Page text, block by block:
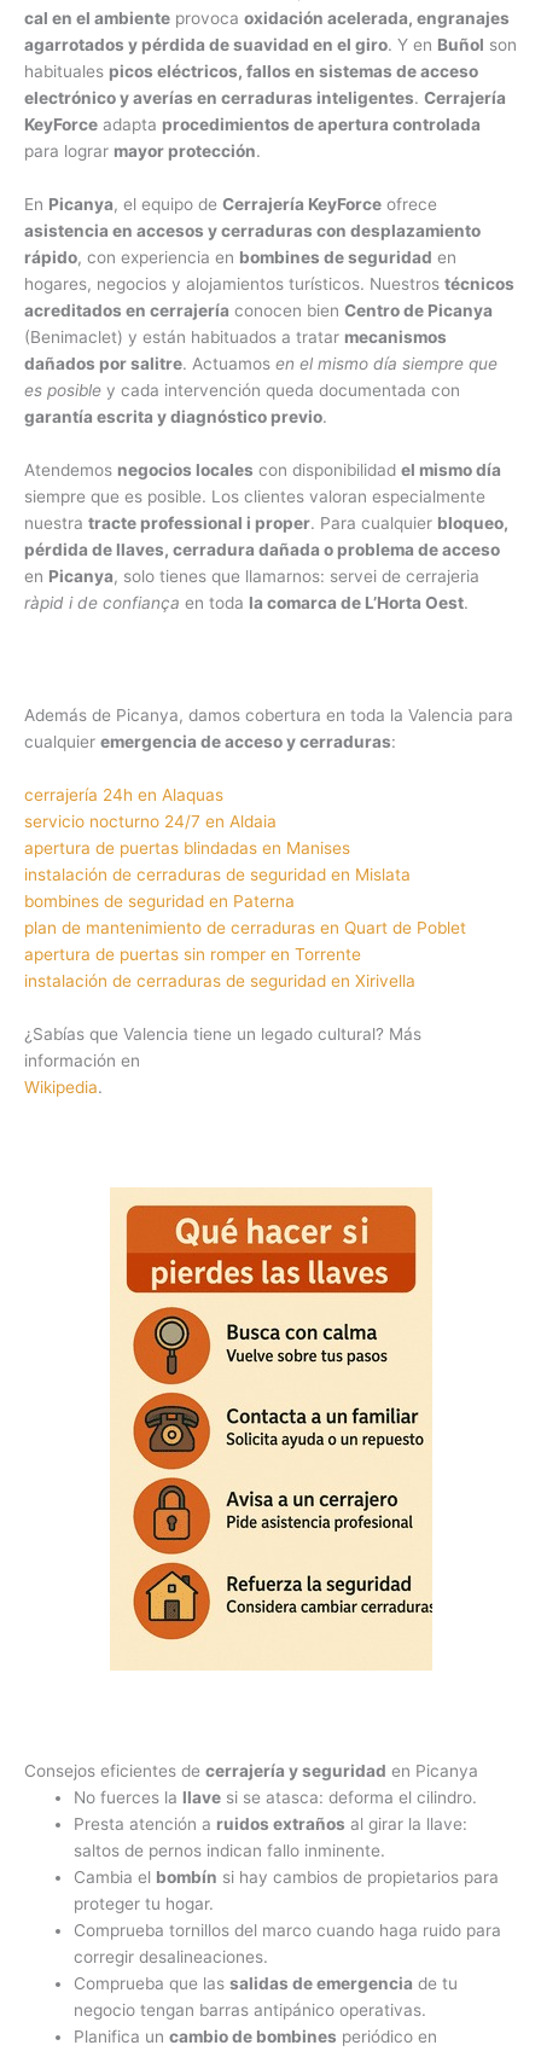
cal en el ambiente provoca oxidación acelerada, engranajes
agarrotados y pérdida de suavidad en el giro. Y en Buñol son
habituales picos eléctricos, fallos en sistemas de acceso
electrónico y averías en cerraduras inteligentes. Cerrajería
KeyForce adapta procedimientos de apertura controlada
para lograr mayor protección.
En Picanya, el equipo de Cerrajería KeyForce ofrece
asistencia en accesos y cerraduras con desplazamiento
rápido, con experiencia en bombines de seguridad en
hogares, negocios y alojamientos turísticos. Nuestros técnicos
acreditados en cerrajería conocen bien Centro de Picanya
(Benimaclet) y están habituados a tratar mecanismos
dañados por salitre. Actuamos en el mismo día siempre que
es posible y cada intervención queda documentada con
garantía escrita y diagnóstico previo.
Atendemos negocios locales con disponibilidad el mismo día
siempre que es posible. Los clientes valoran especialmente
nuestra tracte professional i proper. Para cualquier bloqueo,
pérdida de llaves, cerradura dañada o problema de acceso
en Picanya, solo tienes que llamarnos: servei de cerrajeria
ràpid i de confiança en toda la comarca de L’Horta Oest.
Además de Picanya, damos cobertura en toda la Valencia para
cualquier emergencia de acceso y cerraduras:
cerrajería 24h en Alaquas
servicio nocturno 24/7 en Aldaia
apertura de puertas blindadas en Manises
instalación de cerraduras de seguridad en Mislata
bombines de seguridad en Paterna
plan de mantenimiento de cerraduras en Quart de Poblet
apertura de puertas sin romper en Torrente
instalación de cerraduras de seguridad en Xirivella
¿Sabías que Valencia tiene un legado cultural? Más
información en
Wikipedia.
Consejos eficientes de cerrajería y seguridad en Picanya
No fuerces la llave si se atasca: deforma el cilindro.
Presta atención a ruidos extraños al girar la llave:
saltos de pernos indican fallo inminente.
Cambia el bombín si hay cambios de propietarios para
proteger tu hogar.
Comprueba tornillos del marco cuando haga ruido para
corregir desalineaciones.
Comprueba que lassalidas de emergencia de tu
negocio tengan barras antipánico operativas.
Planifica uncambio de bombines periódico en